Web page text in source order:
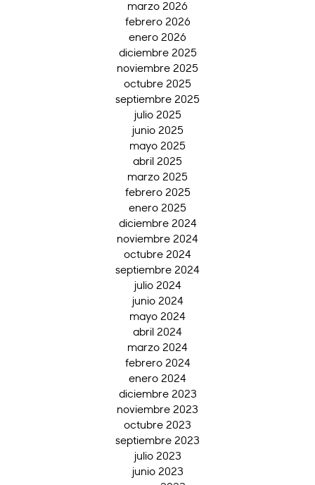
marzo 2026
febrero 2026
enero 2026
diciembre 2025
noviembre 2025
octubre 2025
septiembre 2025
julio 2025
junio 2025
mayo 2025
abril 2025
marzo 2025
febrero 2025
enero 2025
diciembre 2024
noviembre 2024
octubre 2024
septiembre 2024
julio 2024
junio 2024
mayo 2024
abril 2024
marzo 2024
febrero 2024
enero 2024
diciembre 2023
noviembre 2023
octubre 2023
septiembre 2023
julio 2023
junio 2023